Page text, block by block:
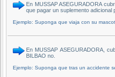
En MUSSAP ASEGURADORA
que pagar un suplemento
Ejemplo: Suponga que viaja con su
En MUSSAP ASEGURADORA,
BILBAO no.
Ejemplo: Suponga que tras un accidente